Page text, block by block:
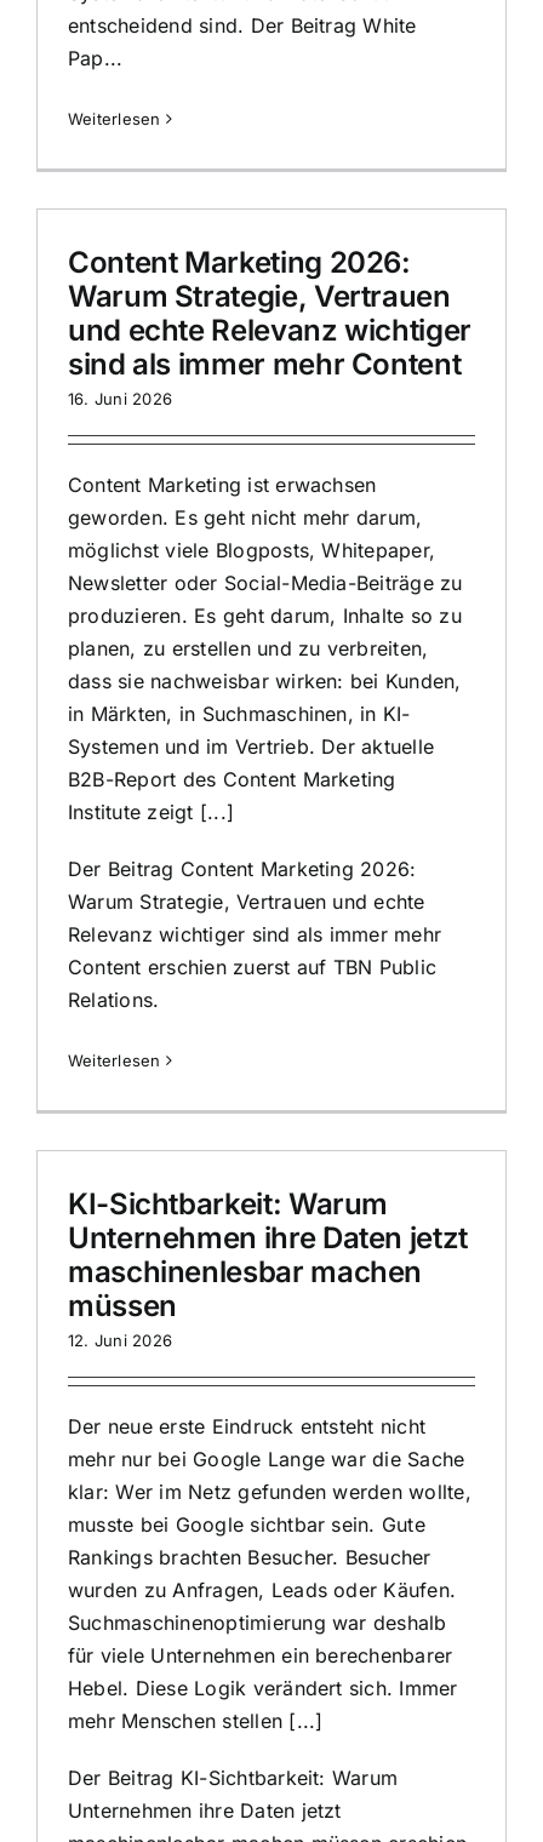
entscheidend sind. Der Beitrag White
Pap...
Weiterlesen
Content Marketing 2026:
Warum Strategie, Vertrauen
und echte Relevanz wichtiger
sind als immer mehr Content
16. Juni 2026
Content Marketing ist erwachsen
geworden. Es geht nicht mehr darum,
möglichst viele Blogposts, Whitepaper,
Newsletter oder Social-Media-Beiträge zu
produzieren. Es geht darum, Inhalte so zu
planen, zu erstellen und zu verbreiten,
dass sie nachweisbar wirken: bei Kunden,
in Märkten, in Suchmaschinen, in KI-
Systemen und im Vertrieb. Der aktuelle
B2B-Report des Content Marketing
Institute zeigt [...]
Der Beitrag Content Marketing 2026:
Warum Strategie, Vertrauen und echte
Relevanz wichtiger sind als immer mehr
Content erschien zuerst auf TBN Public
Relations.
Weiterlesen
KI-Sichtbarkeit: Warum
Unternehmen ihre Daten jetzt
maschinenlesbar machen
müssen
12. Juni 2026
Der neue erste Eindruck entsteht nicht
mehr nur bei Google Lange war die Sache
klar: Wer im Netz gefunden werden wollte,
musste bei Google sichtbar sein. Gute
Rankings brachten Besucher. Besucher
wurden zu Anfragen, Leads oder Käufen.
Suchmaschinenoptimierung war deshalb
für viele Unternehmen ein berechenbarer
Hebel. Diese Logik verändert sich. Immer
mehr Menschen stellen [...]
Der Beitrag KI-Sichtbarkeit: Warum
Unternehmen ihre Daten jetzt